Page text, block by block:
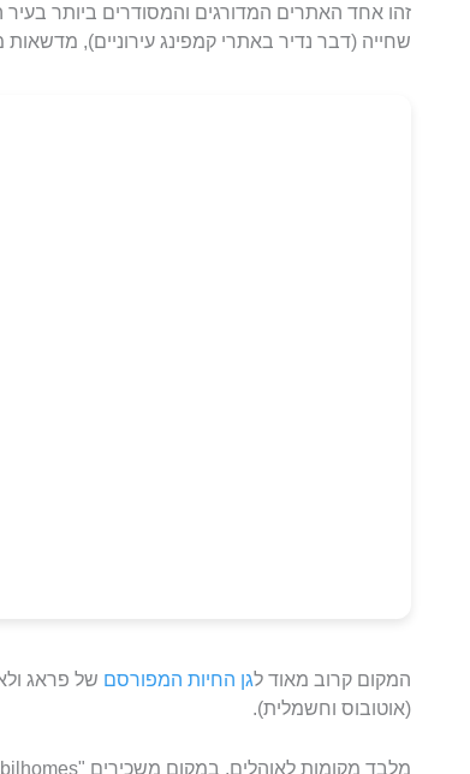
שחייה (דבר נדיר באתרי קמפינג עירוניים),
המקום קרוב מאוד לגן החיות המפורסם של פראג
(אוטובוס וחשמלית).